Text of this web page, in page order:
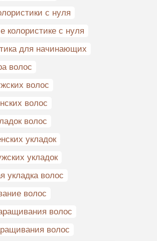
с нуля
колористике с нуля
для начинающих
волос
волос
волос
волос
укладок
укладок
укладка волос
волос
волос
волос